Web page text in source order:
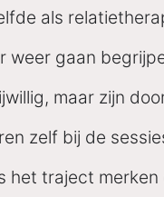
als
weer gaan
maar zijn
zelf bij de
het traject